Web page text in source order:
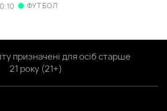
ФУТБОЛ
призначені для осіб старше
21 року (21+)